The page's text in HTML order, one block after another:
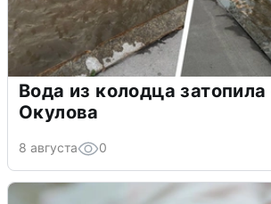
Вода из колодца
Окулова
8 августа 0